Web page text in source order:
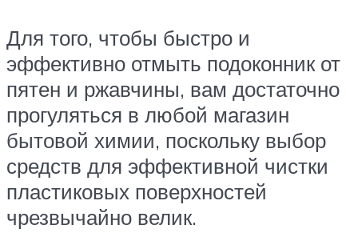
Для того, чтобы быстро и
эффективно отмыть подоконник от
пятен и ржавчины, вам достаточно
прогуляться в любой магазин
бытовой химии, поскольку выбор
средств для эффективной чистки
пластиковых поверхностей
чрезвычайно велик.